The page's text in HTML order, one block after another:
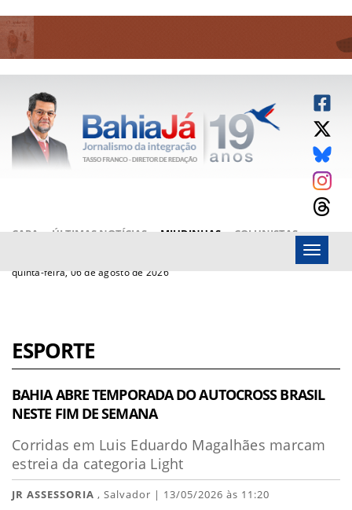
CAPA ÚLTIMAS NOTÍCIAS MIUDINHAS
COLUNISTAS
quinta-feira, 06 de agosto de 2026
Menu
ESPORTE
BAHIA ABRE TEMPORADA DO AUTOCROSS BRASIL
NESTE FIM DE SEMANA
Corridas em Luis Eduardo Magalhães marcam
estreia da categoria Light
JR ASSESSORIA , Salvador | 13/05/2026 às 11:20